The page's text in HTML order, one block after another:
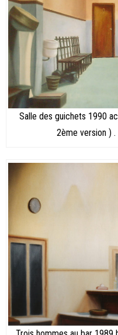
Salle des guichets 1990
2ème version )